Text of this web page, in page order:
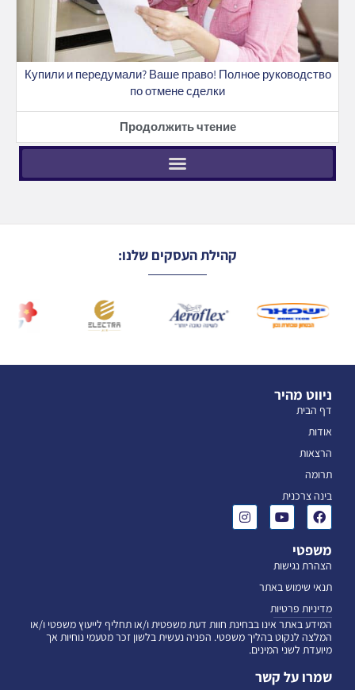
Купили и передумали? Ваше право! Полное руководство
по отмене сделки
Продолжить чтение
קהילת העסקים שלנו:
ניווט מהיר
דף הבית
אודות
הרצאות
תרומה
בינה צרכנית
משפטי
הצהרת נגישות
תנאי שימוש באתר
מדיניות פרטיות
המידע באתר אינו בבחינת חוות דעת משפטית ו/או תחליף לייעוץ משפטי ו/או
המלצה לנקוט בהליך משפטי. הפניה נעשית בלשון זכר מטעמי נוחיות אך
מיועדת לשני המינים.
שמרו על קשר